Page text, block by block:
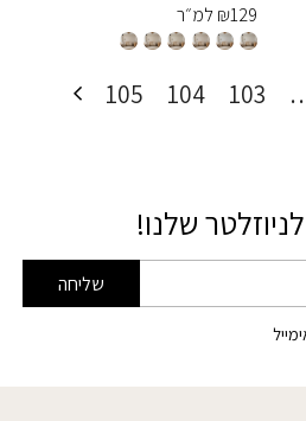
₪129 למ״ר
103
104
105
שלנו!
שליחה